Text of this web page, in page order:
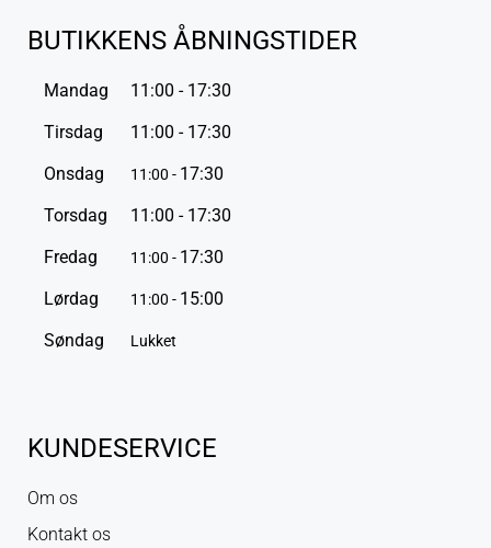
BUTIKKENS ÅBNINGSTIDER
Mandag
11:00 - 17:30
Tirsdag
11:00 - 17:30
Onsdag
11:00 - 17:30
Torsdag
11:00 - 17:30
Fredag
11:00 - 17:30
Lørdag
11:00 - 15:00
Søndag
Lukket
KUNDESERVICE
Om os
Kontakt os